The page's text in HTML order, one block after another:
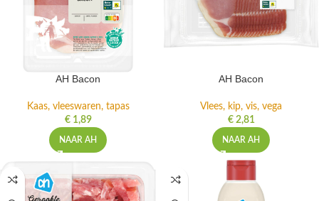
AH Bacon
Kaas, vleeswaren, tapas
€1,89
NAAR AH
AH Bacon
Vlees, kip, vis, vega
€2,81
NAAR AH